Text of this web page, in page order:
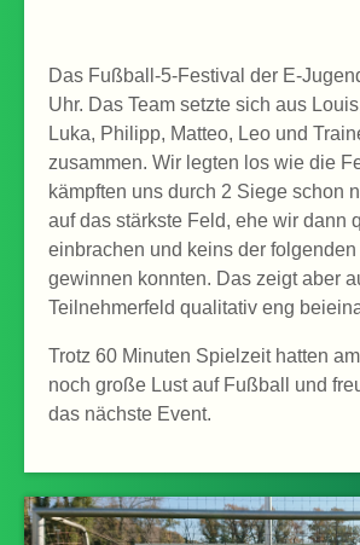
Das Fußball-5-Festival der E-
Uhr. Das Team setzte sich aus
Luka, Philipp, Matteo, Leo und
zusammen. Wir legten los wie die
kämpften uns durch 2 Siege schon
auf das stärkste Feld, ehe wir dann
einbrachen und keins der
gewinnen konnten. Das zeigt aber
Teilnehmerfeld qualitativ eng
Trotz 60 Minuten Spielzeit hatten
noch große Lust auf Fußball und
das nächste Event.